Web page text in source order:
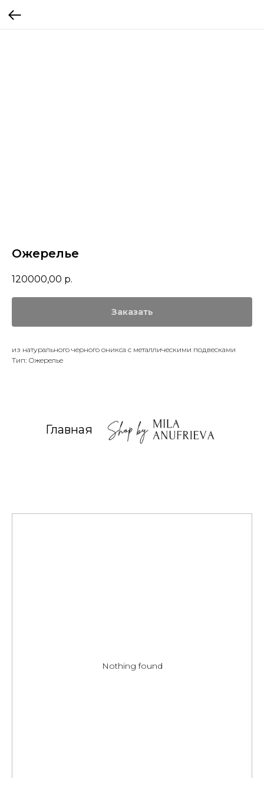
Ожерелье
120000,00 р.
Заказать
из натурального черного оникса с металлическими подвесками
Тип: Ожерелье
Главная
Nothing found